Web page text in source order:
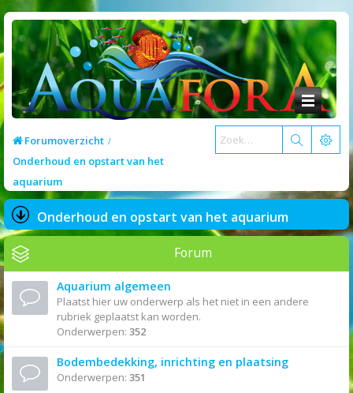
Forumoverzicht
Onderhoud en opstart van het
aquarium
Onderhoud en opstart van het aquarium
Forum
Aquarium algemeen
Plaatst hier uw onderwerp als het niet in een andere
rubriek geplaatst kan worden.
Onderwerpen: 352
Bodembedekking, inrichting en plaatsing
Onderwerpen: 351